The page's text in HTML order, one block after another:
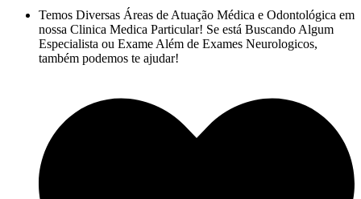
Temos Diversas Áreas de Atuação Médica e Odontológica em
nossa Clinica Medica Particular! Se está Buscando Algum
Especialista ou Exame Além de Exames Neurologicos,
também podemos te ajudar!